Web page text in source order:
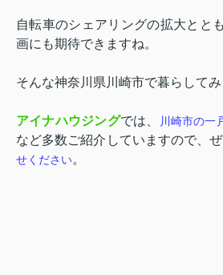
自転車のシェアリングの拡大とと
画にも期待できますね。
そんな神奈川県川崎市で暮らしてみ
アイナハウジングでは、 川崎市の一
など多数ご紹介していますので、
せください。